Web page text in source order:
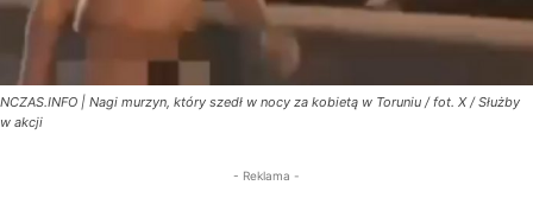
NCZAS.INFO | Nagi murzyn, który szedł w nocy za kobietą w Toruniu / fot. X / Służby
w akcji
- Reklama -